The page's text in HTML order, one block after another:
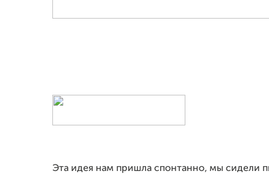
Эта идея нам пришла спонтанно, мы сидели